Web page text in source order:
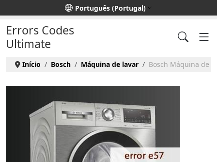
Escolha o seu idioma Português (Portugal)
Errors Codes
Ultimate
Início Bosch Máquina de lavar Bosch Máquina de